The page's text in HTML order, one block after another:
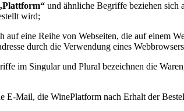
und ähnliche Begriffe beziehen sich
wird;
auf eine Reihe von Webseiten, die auf einem
durch die Verwendung eines
im Singular und Plural bezeichnen die
E-Mail, die WinePlatform nach Erhalt der